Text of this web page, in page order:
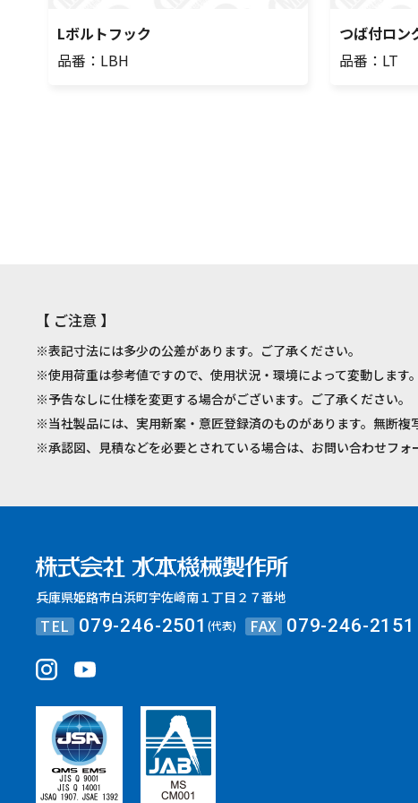
Lボルトフック
品番：LBH
つば付ロン
品番：LT
【 ご注意 】
※表記寸法には多少の公差があります。ご了承ください。
※使用荷重は参考値ですので、使用状況・環境によって変動します
※予告なしに仕様を変更する場合がございます。ご了承ください。
※当社製品には、実用新案・意匠登録済のものがあります。無断複
※承認図、見積などを必要とされている場合は、お問い合わせフォ
兵庫県姫路市白浜町宇佐崎南１丁目２７番地
TEL 079-246-2501(代表) FAX 079-246-2151